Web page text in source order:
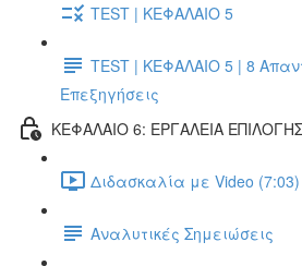
TEST | ΚΕΦΑΛΑΙΟ 5
TEST | ΚΕΦΑΛΑΙΟ 5 | 8
Επεξηγήσεις
ΚΕΦΑΛΑΙΟ 6: ΕΡΓΑΛΕΙΑ ΕΠΙΛΟΓΗΣ
Διδασκαλία με Video (7:03)
Αναλυτικές Σημειώσεις